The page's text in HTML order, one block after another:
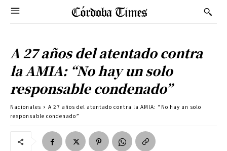
A 27 años del atentado contra
la AMIA: “No hay un solo
responsable condenado”
Nacionales
A 27 años del atentado contra la AMIA: “No hay un solo
responsable condenado”